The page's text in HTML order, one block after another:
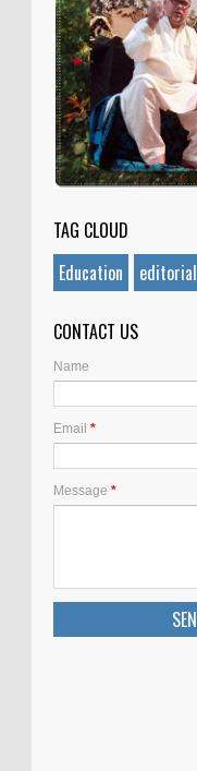
TAG CLOUD
Education
editorial
CONTACT US
Name
Email *
Message *